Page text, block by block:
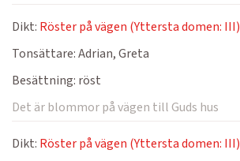
Dikt: Röster på vägen (Yttersta domen: III)
Tonsättare:Adrian, Greta
Besättning: röst
Det är blommor på vägen till Guds hus
Dikt: Röster på vägen (Yttersta domen: III)